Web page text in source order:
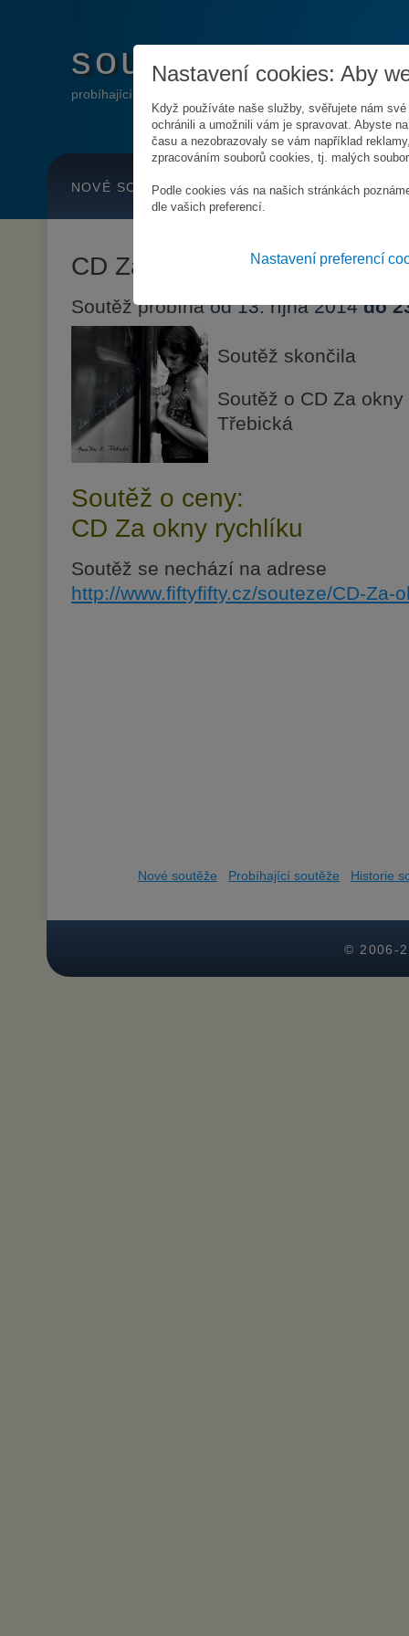
soutěže.info
probíhající online soutěže
NOVÉ SOUTĚŽE HLÍDAT SOUTĚŽE
CD Za okny rychlíku
Soutěž probíháod 13. října 2014do
Soutěž skončila
Soutěž o CD Za
Třebická
Soutěž o ceny:
CD Za okny rychlíku
Soutěž se nechází na adrese
http://www.fiftyfifty.cz/souteze/CD-Za-
Nové soutěže Probíhající soutěže Historie
© 2006-
Nastavení cookies: Aby
Když používáte naše služby, svěřujete nám
ochránili a umožnili vám je spravovat. Abyste
času a nezobrazovaly se vám například
zpracováním souborů cookies, tj. malých
Podle cookies vás na našich stránkách
dle vašich preferencí.
Nastavení preferencí